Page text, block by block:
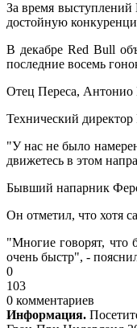
За время
достойную
В декабре Red Bull
последние восемь
Отец Переса, Антонио
Технический
"У нас не было
движетесь в этом
Бывший напарник
Он отметил, что хотя
"Многие говорят, что
очень быстр", -
0
103
0 комментариев
Информация.